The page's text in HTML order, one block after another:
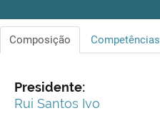
Composição Competências
Presidente:
Rui Santos Ivo